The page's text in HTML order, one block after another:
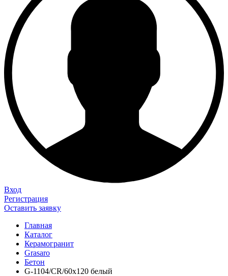
Вход
Регистрация
Оставить заявку
Главная
Каталог
Керамогранит
Grasaro
Бетон
G-1104/CR/60x120 белый